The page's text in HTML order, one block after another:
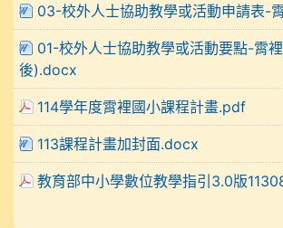
03-校外人士協助教學或活動申請表-
01-校外人士協助教學或活動要點-霄
後).docx
114學年度霄裡國小課程計畫.pdf
113課程計畫加封面.docx
教育部中小學數位教學指引3.0版